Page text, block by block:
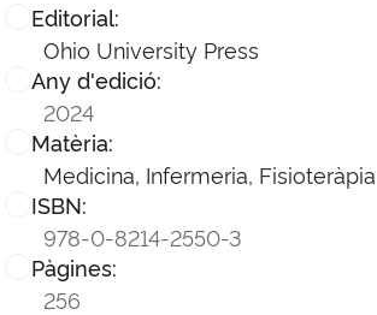
Editorial:
Ohio University Press
Any d'edició:
2024
Matèria:
Medicina, Infermeria, Fisioteràpia
ISBN:
978-0-8214-2550-3
Pàgines:
256